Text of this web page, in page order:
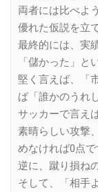
両者には比べよ
優れた仮説を立
最終的には、実
「儲かった」と
堅く言えば、「
ば「誰かのうれ
サッカーで言えば
素晴らしい攻撃
めなければ0点で
逆に、蹴り損ね
そして、「相手